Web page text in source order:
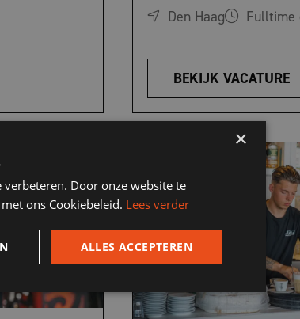
Den Haag Fulltime
BEKIJK VACATURE
×
Door onze website te
ons Cookiebeleid. Lees verder
ALLES ACCEPTEREN